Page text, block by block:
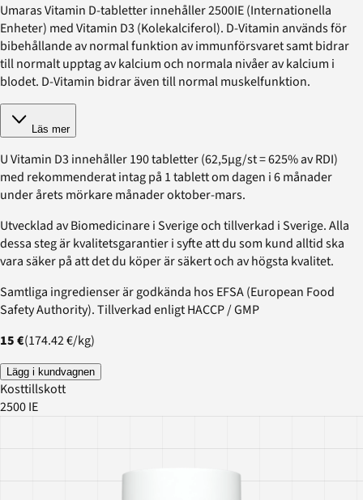
Umaras Vitamin D-tabletter innehåller 2500IE (Internationella
Enheter) med Vitamin D3 (Kolekalciferol). D-Vitamin används för
bibehållande av normal funktion av immunförsvaret samt bidrar
till normalt upptag av kalcium och normala nivåer av kalcium i
blodet. D-Vitamin bidrar även till normal muskelfunktion.
Läs mer
U Vitamin D3 innehåller 190 tabletter (62,5µg/st = 625% av RDI)
med rekommenderat intag på 1 tablett om dagen i 6 månader
under årets mörkare månader oktober-mars.
Utvecklad av Biomedicinare i Sverige och tillverkad i Sverige. Alla
dessa steg är kvalitetsgarantier i syfte att du som kund alltid ska
vara säker på att det du köper är säkert och av högsta kvalitet.
Samtliga ingredienser är godkända hos EFSA (European Food
Safety Authority). Tillverkad enligt HACCP / GMP
15 €(174.42 €/kg)
Lägg i kundvagnen
Kosttillskott
2500 IE